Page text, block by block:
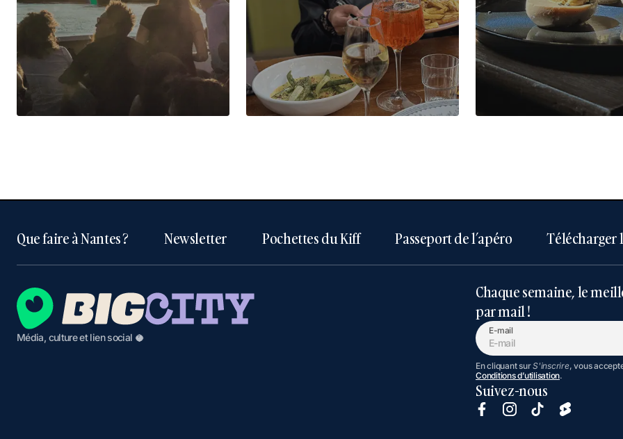
Média, culture et lien social 🥥
Que faire à Nantes ? Newsletter Pochettes du Kiff Passeport de l’apéro Télécharger
Chaque semaine, le
par mail !
E-mail
En cliquant surS'inscrire, vous
Conditions d’utilisation.
Suivez-nous